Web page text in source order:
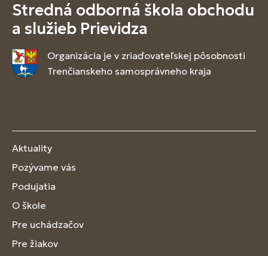
Stredná odborná škola obchodu
a služieb Prievidza
Organizácia je v zriaďovateľskej pôsobnosti
Trenčianskeho samosprávneho kraja
Aktuality
Pozývame vás
Podujatia
O škole
Pre uchádzačov
Pre žiakov